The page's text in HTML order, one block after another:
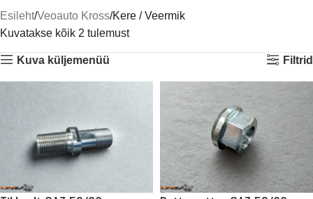
Esileht Veoauto Kross Kere / Veermik
Kuvatakse kõik 2 tulemust
Kuva küljemenüü Filtrid